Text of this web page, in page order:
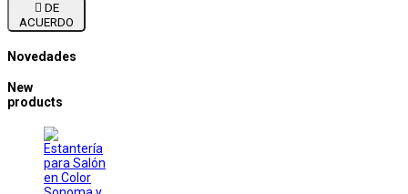

ACUERDO
Novedades
New
products